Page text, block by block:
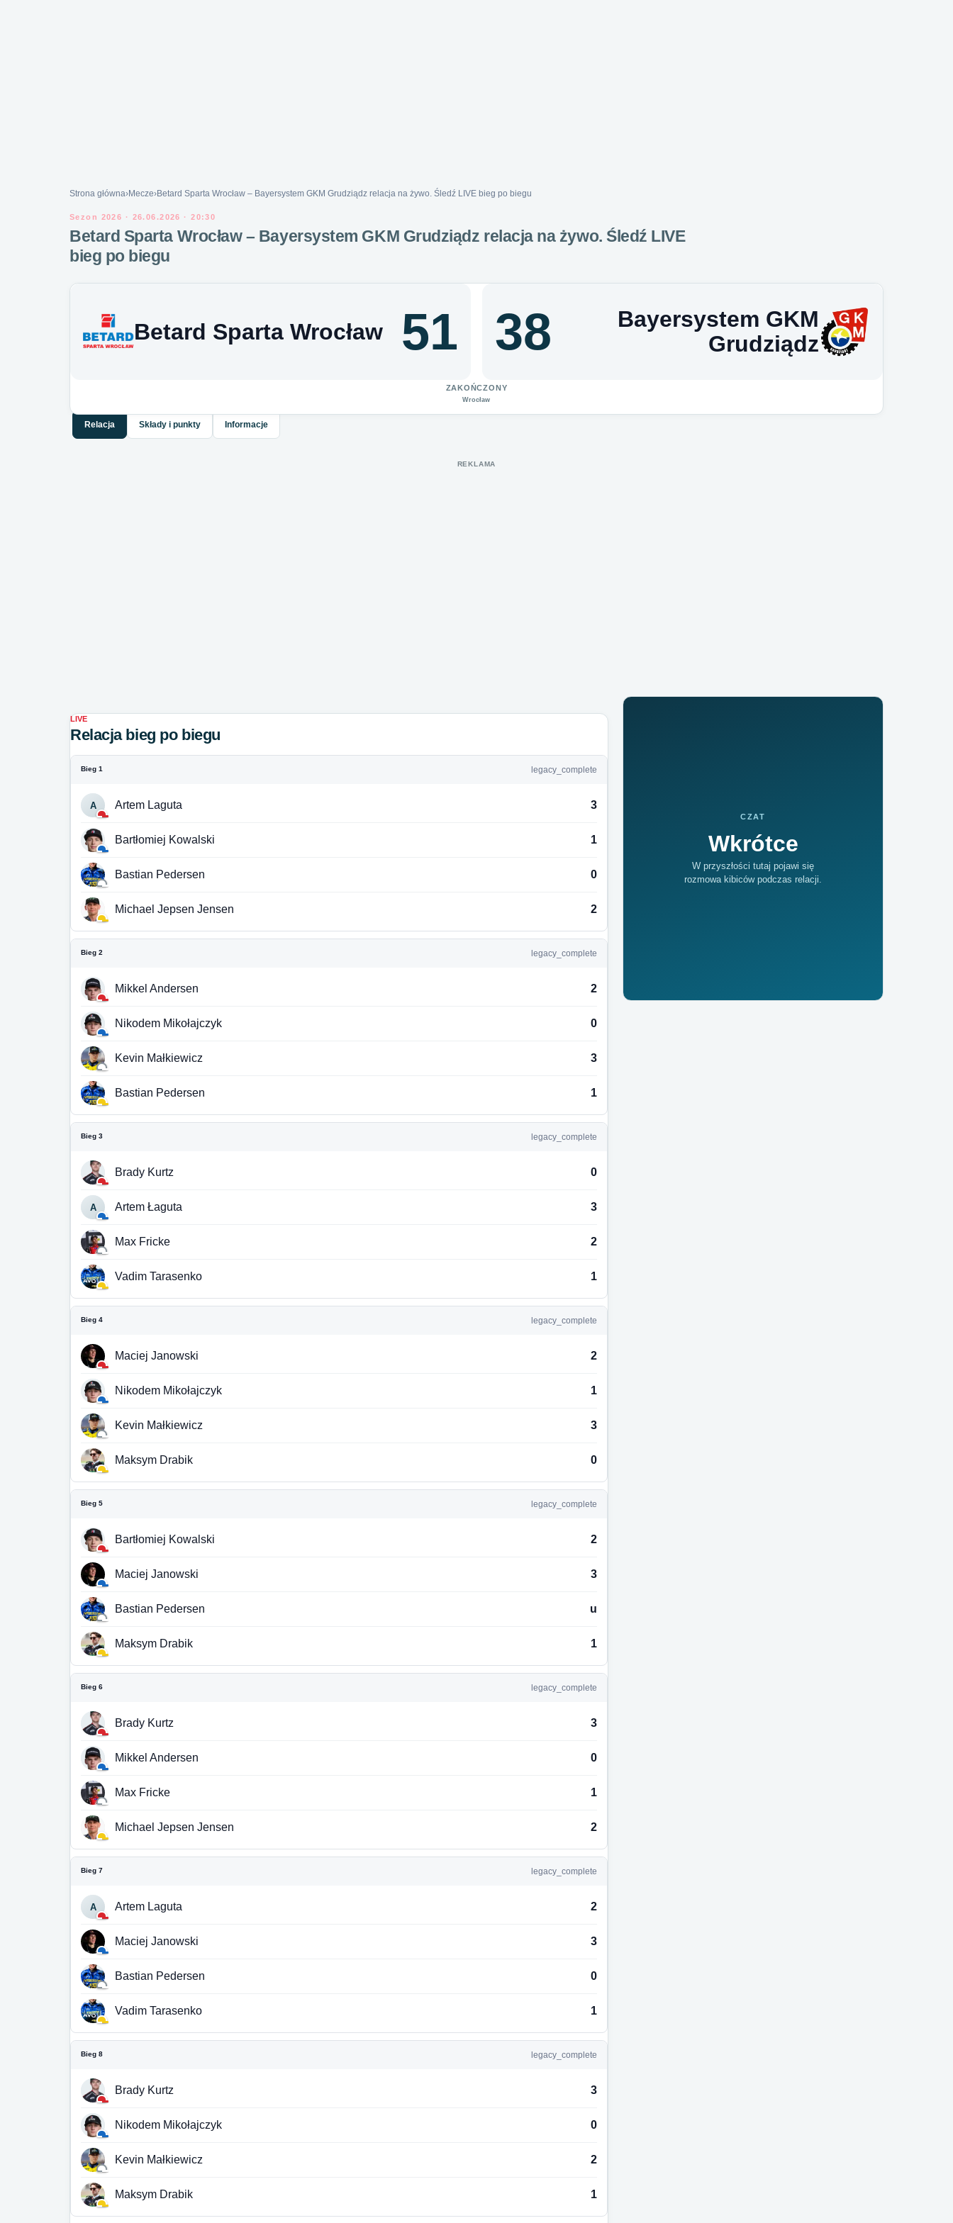
Strona główna›Mecze›Betard Sparta Wrocław – Bayersystem GKM Grudziądz relacja na żywo. Śledź LIVE bieg po biegu
Sezon 2026 · 26.06.2026 · 20:30
Betard Sparta Wrocław – Bayersystem GKM Grudziądz relacja na żywo. Śledź LIVE
bieg po biegu
Betard Sparta Wrocław 51 38
Bayersystem GKM
Grudziądz
ZAKOŃCZONY
Wrocław
Relacja Składy i punkty Informacje
REKLAMA
LIVE
Relacja bieg po biegu
Bieg 1 legacy_complete
A Artem Laguta 3
Bartłomiej Kowalski 1
Bastian Pedersen 0
Michael Jepsen Jensen 2
Bieg 2 legacy_complete
Mikkel Andersen 2
Nikodem Mikołajczyk 0
Kevin Małkiewicz 3
Bastian Pedersen 1
Bieg 3 legacy_complete
Brady Kurtz 0
A Artem Łaguta 3
Max Fricke 2
Vadim Tarasenko 1
Bieg 4 legacy_complete
Maciej Janowski 2
Nikodem Mikołajczyk 1
Kevin Małkiewicz 3
Maksym Drabik 0
Bieg 5 legacy_complete
Bartłomiej Kowalski 2
Maciej Janowski 3
Bastian Pedersen u
Maksym Drabik 1
Bieg 6 legacy_complete
Brady Kurtz 3
Mikkel Andersen 0
Max Fricke 1
Michael Jepsen Jensen 2
Bieg 7 legacy_complete
A Artem Laguta 2
Maciej Janowski 3
Bastian Pedersen 0
Vadim Tarasenko 1
Bieg 8 legacy_complete
Brady Kurtz 3
Nikodem Mikołajczyk 0
Kevin Małkiewicz 2
Maksym Drabik 1
CZAT
Wkrótce
W przyszłości tutaj pojawi się
rozmowa kibiców podczas relacji.